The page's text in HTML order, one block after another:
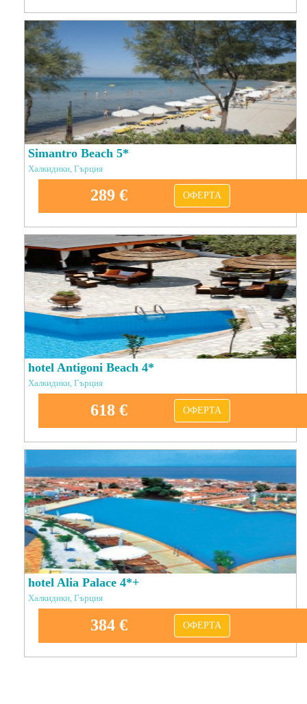
Simantro Beach 5*
Халкидики, Гърция
289 € ОФЕРТА
hotel Antigoni Beach 4*
Халкидики, Гърция
618 € ОФЕРТА
hotel Alia Palace 4*+
Халкидики, Гърция
384 € ОФЕРТА